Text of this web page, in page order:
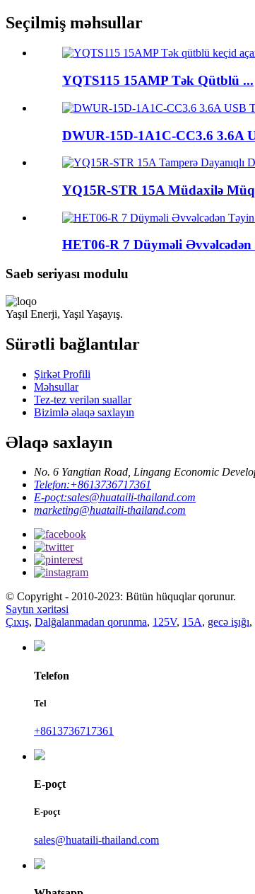
Seçilmiş məhsullar
YQTS115 15AMP Tək Qütblü ...
DWUR-15D-1A1C-CC3.6 3.6A
YQ15R-STR 15A Müdaxilə
HET06-R 7 Düyməli Əvvəlcədən
Saeb seriyası modulu
Yaşıl Enerji, Yaşıl Yaşayış.
Sürətli bağlantılar
Şirkət Profili
Məhsullar
Tez-tez verilən suallar
Bizimlə əlaqə saxlayın
Əlaqə saxlayın
No. 6 Yangtian Road, Lingang Economic
Telefon:+8613736717361
E-poçt:sales@huataili-thailand.com
marketing@huataili-thailand.com
© Copyright - 2010-2023: Bütün hüquqlar qorunur.
Saytın xəritəsi
Çıxış, Dalğalanmadan qorunma, 125V, 15A, gecə işığı,
Telefon
Tel
+8613736717361
E-poçt
E-poçt
sales@huataili-thailand.com